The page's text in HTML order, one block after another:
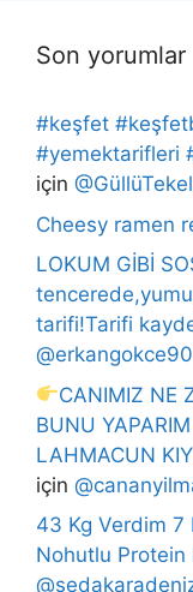
Son yorumlar
#keşfet
#yemektarifleri
için
Cheesy ramen
LOKUM GİBİ
tarifi!Tarifi
CANIMIZ NE
BUNU YAPARIM
LAHMACUN
için
43 Kg Verdim 7
Nohutlu Protein